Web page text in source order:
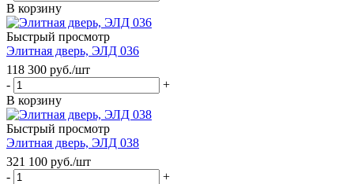
В корзину
Быстрый просмотр
Элитная дверь, ЭЛД 036
118 300 руб./шт
-
+
В корзину
Быстрый просмотр
Элитная дверь, ЭЛД 038
321 100 руб./шт
-
+